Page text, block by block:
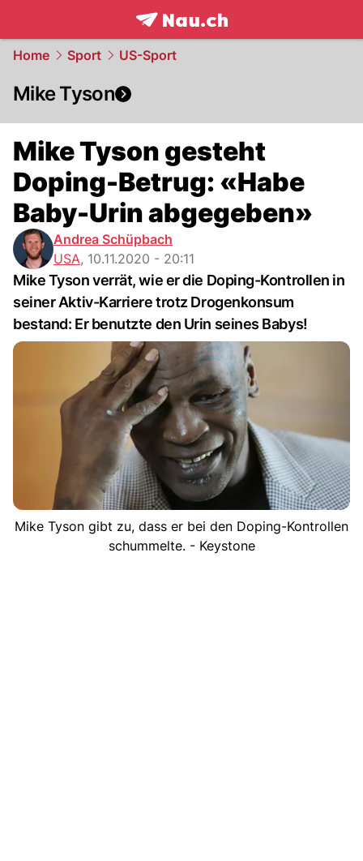
frontpage.NAU.ch
Home Sport US-Sport
Mike Tyson
Mike Tyson gesteht
Doping-Betrug: «Habe
Baby-Urin abgegeben»
Andrea Schüpbach
USA, 10.11.2020 - 20:11
Mike Tyson verrät, wie er die Doping-Kontrollen in
seiner Aktiv-Karriere trotz Drogenkonsum
bestand: Er benutzte den Urin seines Babys!
Mike Tyson gibt zu, dass er bei den Doping-Kontrollen
schummelte. - Keystone